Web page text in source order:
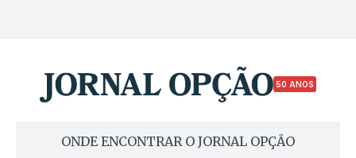
50 ANOS
ONDE ENCONTRAR O JORNAL OPÇÃO